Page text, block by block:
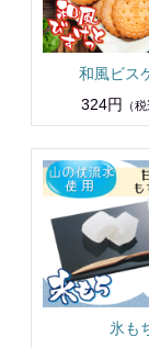
和風ビス
324円
（
氷も